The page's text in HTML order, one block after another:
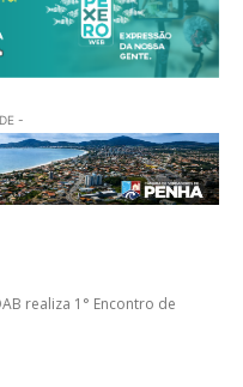
-
realiza 1° Encontro de